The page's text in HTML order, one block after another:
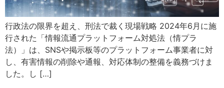
行政法の限界を超え、刑法で裁く現場戦略 2024年6月に施
行された「情報流通プラットフォーム対処法（情プラ
法）」は、SNSや掲示板等のプラットフォーム事業者に対
し、有害情報の削除や通報、対応体制の整備を義務づけま
した。し […]